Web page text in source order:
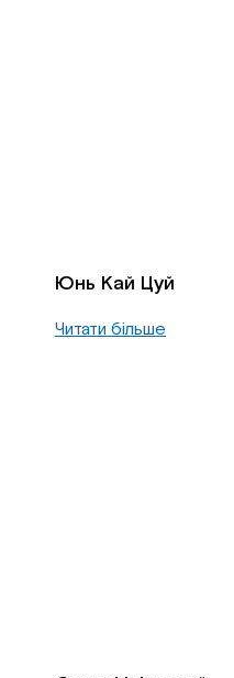
Юнь Кай Цуй
Читати більше